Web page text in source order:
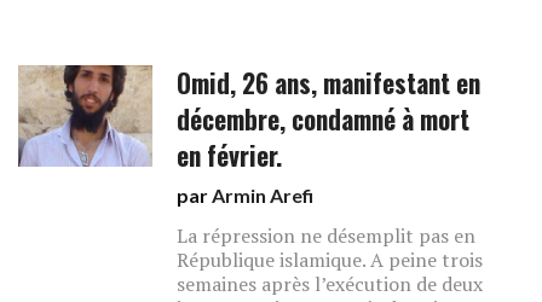
Omid, 26 ans, manifestant en
décembre, condamné à mort
en février.
parArmin Arefi
La répression ne désemplit pas en
République islamique. A peine trois
semaines après l’exécution de deux